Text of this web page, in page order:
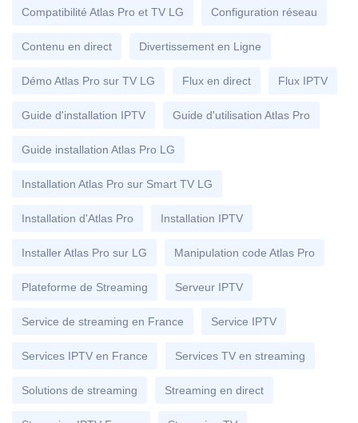
Compatibilité Atlas Pro et TV LG Configuration réseau
Contenu en direct Divertissement en Ligne
Démo Atlas Pro sur TV LG Flux en direct Flux IPTV
Guide d'installation IPTV Guide d'utilisation Atlas Pro
Guide installation Atlas Pro LG
Installation Atlas Pro sur Smart TV LG
Installation d'Atlas Pro Installation IPTV
Installer Atlas Pro sur LG Manipulation code Atlas Pro
Plateforme de Streaming Serveur IPTV
Service de streaming en France Service IPTV
Services IPTV en France Services TV en streaming
Solutions de streaming Streaming en direct